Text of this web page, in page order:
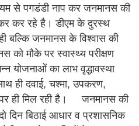
से पगडंडी नाप कर जनमानस की
कर रहे है। डीएम के दुरस्थ
बल्कि जनमानस के विश्वास की
को मौके पर स्वास्थ्य परीक्षण
योजनाओं का लाभ वृद्धावस्था
ही दवाई, चश्मा, उपकरण,
ही मिल रही है।
जनमानस की
दिन बिठाई आधार व प्रशासनिक